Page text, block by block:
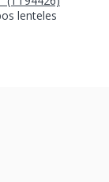
lenteles